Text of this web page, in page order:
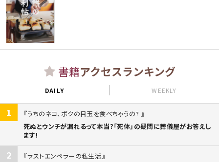
書籍アクセスランキング
DAILY WEEKLY
1
うちのネコ、ボクの目玉を食べちゃうの?
死ぬとウンチが漏れるって本当?「死体」の疑問に葬儀屋がお答えし
ます!
2
ラストエンペラーの私生活